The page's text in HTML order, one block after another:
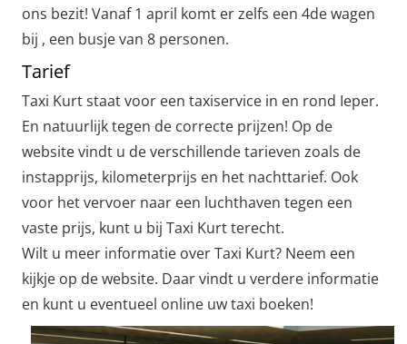
ons bezit! Vanaf 1 april komt er zelfs een 4de wagen
bij , een busje van 8 personen.
Tarief
Taxi Kurt staat voor een taxiservice in en rond Ieper.
En natuurlijk tegen de correcte prijzen! Op de
website vindt u de verschillende tarieven zoals de
instapprijs, kilometerprijs en het nachttarief. Ook
voor het vervoer naar een luchthaven tegen een
vaste prijs, kunt u bij Taxi Kurt terecht.
Wilt u meer informatie over Taxi Kurt? Neem een
kijkje op de website. Daar vindt u verdere informatie
en kunt u eventueel online uw taxi boeken!